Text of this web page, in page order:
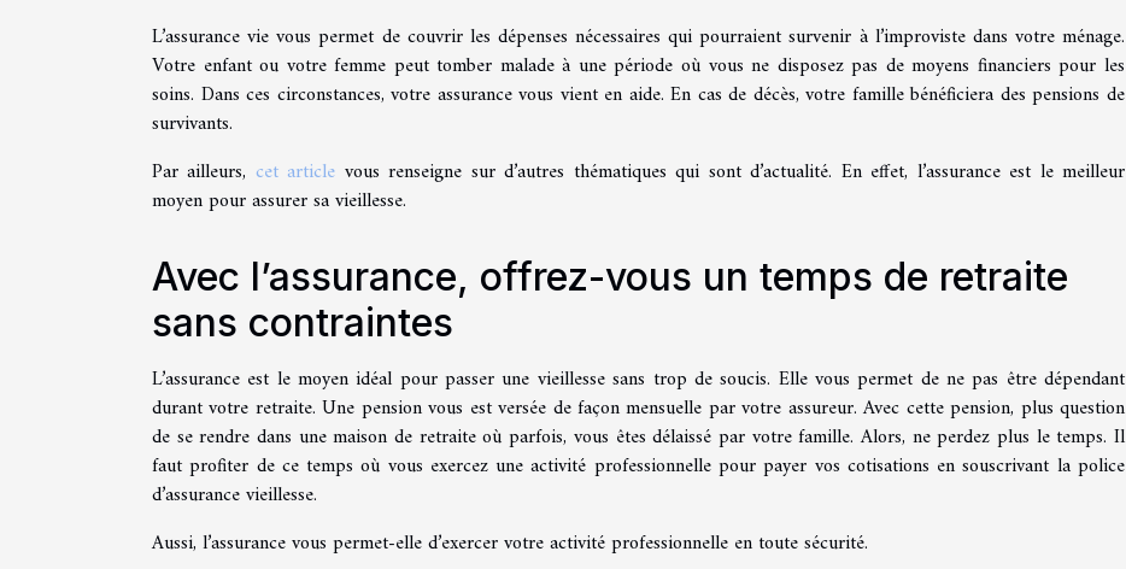
L’assurance vie vous permet de couvrir les dépenses nécessaires qui pourraient survenir à l’improviste dans votre ménage.
Votre enfant ou votre femme peut tomber malade à une période où vous ne disposez pas de moyens financiers pour les
soins. Dans ces circonstances, votre assurance vous vient en aide. En cas de décès, votre famille bénéficiera des pensions de
survivants.
Par ailleurs, cet article vous renseigne sur d’autres thématiques qui sont d’actualité. En effet, l’assurance est le meilleur
moyen pour assurer sa vieillesse.
Avec l’assurance, offrez-vous un temps de retraite
sans contraintes
L’assurance est le moyen idéal pour passer une vieillesse sans trop de soucis. Elle vous permet de ne pas être dépendant
durant votre retraite. Une pension vous est versée de façon mensuelle par votre assureur. Avec cette pension, plus question
de se rendre dans une maison de retraite où parfois, vous êtes délaissé par votre famille. Alors, ne perdez plus le temps. Il
faut profiter de ce temps où vous exercez une activité professionnelle pour payer vos cotisations en souscrivant la police
d’assurance vieillesse.
Aussi, l’assurance vous permet-elle d’exercer votre activité professionnelle en toute sécurité.